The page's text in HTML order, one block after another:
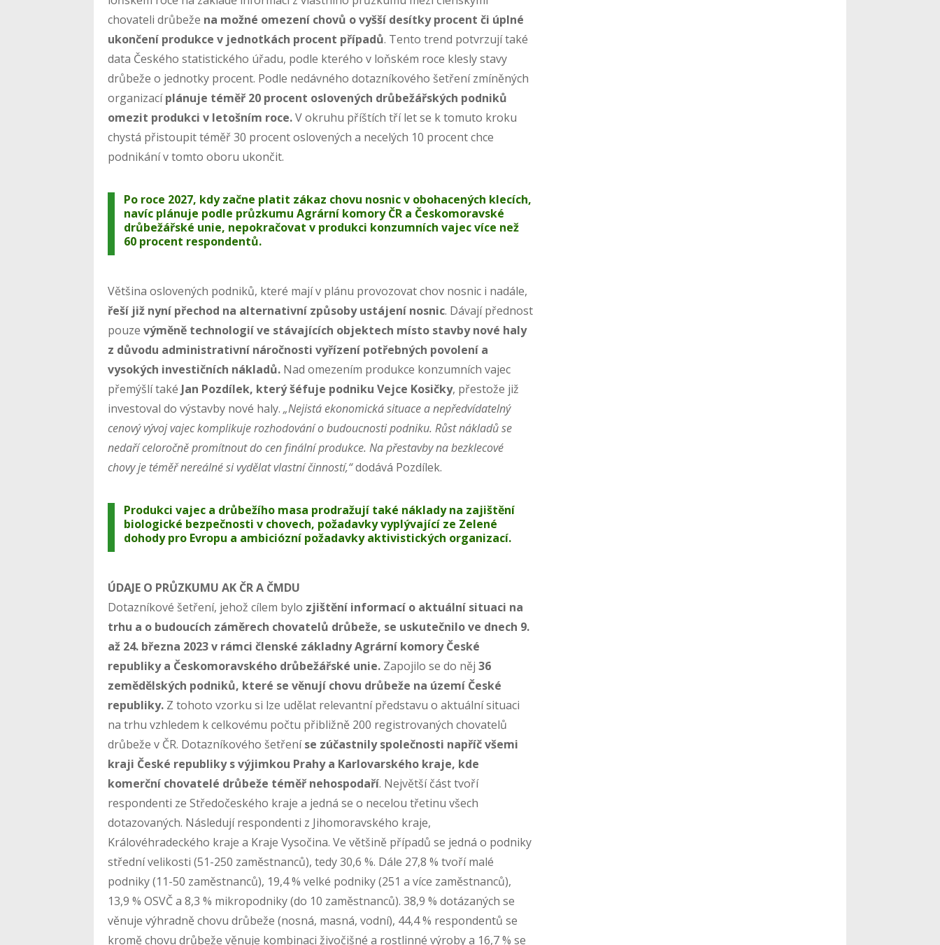
chovateli drůbeže na možné omezení chovů o vyšší desítky procent či úplné
ukončení produkce v jednotkách procent případů. Tento trend potvrzují také
data Českého statistického úřadu, podle kterého v loňském roce klesly stavy
drůbeže o jednotky procent. Podle nedávného dotazníkového šetření zmíněných
organizacíplánuje téměř 20 procent oslovených drůbežářských podniků
omezit produkci v letošním roce.V okruhu příštích tří let se k tomuto kroku
chystá přistoupit téměř 30 procent oslovených a necelých 10 procent chce
podnikání v tomto oboru ukončit.
Po roce 2027, kdy začne platit zákaz chovu nosnic v obohacených klecích,
navíc plánuje podle průzkumu Agrární komory ČR a Českomoravské
drůbežářské unie, nepokračovat v produkci konzumních vajec více než
60 procent respondentů.
Většina oslovených podniků, které mají v plánu provozovat chov nosnic i nadále,
řeší již nyní přechod na alternativní způsoby ustájení nosnic. Dávají přednost
pouzevýměně technologií ve stávajících objektech místo stavby nové haly
z důvodu administrativní náročnosti vyřízení potřebných povolení a
vysokých investičních nákladů. Nad omezením produkce konzumních vajec
přemýšlí také Jan Pozdílek, který šéfuje podniku Vejce Kosičky, přestože již
investoval do výstavby nové haly.„Nejistá ekonomická situace a nepředvídatelný
cenový vývoj vajec komplikuje rozhodování o budoucnosti podniku. Růst nákladů se
nedaří celoročně promítnout do cen finální produkce. Na přestavby na bezklecové
chovy je téměř nereálné si vydělat vlastní činností,“dodává Pozdílek.
Produkci vajec a drůbežího masa prodražují také náklady na zajištění
biologické bezpečnosti v chovech, požadavky vyplývající ze Zelené
dohody pro Evropu a ambiciózní požadavky aktivistických organizací.
ÚDAJE O PRŮZKUMU AK ČR A ČMDU
Dotazníkové šetření, jehož cílem bylo zjištění informací o aktuální situaci na
trhu a o budoucích záměrech chovatelů drůbeže, se uskutečnilo ve dnech 9.
až 24. března 2023 v rámci členské základny Agrární komory České
republiky a Českomoravského drůbežářské unie. Zapojilo se do něj36
zemědělských podniků, které se věnují chovu drůbeže na území České
republiky. Z tohoto vzorku si lze udělat relevantní představu o aktuální situaci
na trhu vzhledem k celkovému počtu přibližně 200 registrovaných chovatelů
drůbeže v ČR. Dotazníkového šetřeníse zúčastnily společnosti napříč všemi
kraji České republiky s výjimkou Prahy a Karlovarského kraje, kde
komerční chovatelé drůbeže téměř nehospodaří. Největší část tvoří
respondenti ze Středočeského kraje a jedná se o necelou třetinu všech
dotazovaných. Následují respondenti z Jihomoravského kraje,
Královéhradeckého kraje a Kraje Vysočina. Ve většině případů se jedná o podniky
střední velikosti (51-250 zaměstnanců), tedy 30,6 %. Dále 27,8 % tvoří malé
podniky (11-50 zaměstnanců), 19,4 % velké podniky (251 a více zaměstnanců),
13,9 % OSVČ a 8,3 % mikropodniky (do 10 zaměstnanců). 38,9 % dotázaných se
věnuje výhradně chovu drůbeže (nosná, masná, vodní), 44,4 % respondentů se
kromě chovu drůbeže věnuje kombinaci živočišné a rostlinné výroby a 16,7 % se